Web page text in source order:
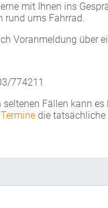
mit Ihnen ins
rund ums Fahrrad.
Voranmeldung über
774211
Fällen kann
Termine die